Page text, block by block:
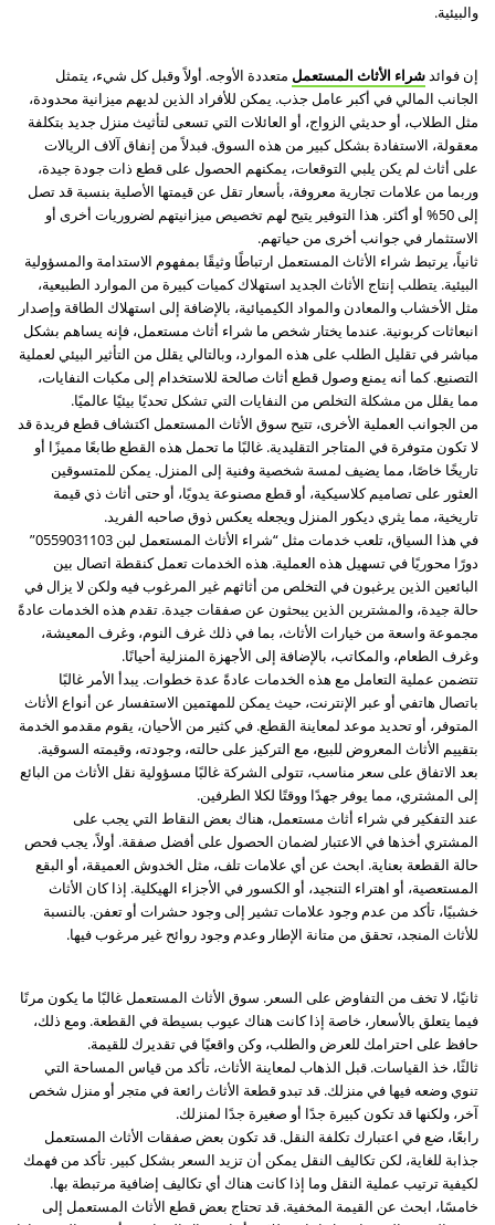
والبيئية.
إن فوائدشراء الأثاث المستعمل متعددة الأوجه. أولاً وقبل كل شيء، يتمثل
الجانب المالي في أكبر عامل جذب. يمكن للأفراد الذين لديهم ميزانية محدودة،
مثل الطلاب، أو حديثي الزواج، أو العائلات التي تسعى لتأثيث منزل جديد بتكلفة
معقولة، الاستفادة بشكل كبير من هذه السوق. فبدلاً من إنفاق آلاف الريالات
على أثاث لم يكن يلبي التوقعات، يمكنهم الحصول على قطع ذات جودة جيدة،
وربما من علامات تجارية معروفة، بأسعار تقل عن قيمتها الأصلية بنسبة قد تصل
إلى 50% أو أكثر. هذا التوفير يتيح لهم تخصيص ميزانيتهم لضروريات أخرى أو
الاستثمار في جوانب أخرى من حياتهم.
ثانياً، يرتبط شراء الأثاث المستعمل ارتباطًا وثيقًا بمفهوم الاستدامة والمسؤولية
البيئية. يتطلب إنتاج الأثاث الجديد استهلاك كميات كبيرة من الموارد الطبيعية،
مثل الأخشاب والمعادن والمواد الكيميائية، بالإضافة إلى استهلاك الطاقة وإصدار
انبعاثات كربونية. عندما يختار شخص ما شراء أثاث مستعمل، فإنه يساهم بشكل
مباشر في تقليل الطلب على هذه الموارد، وبالتالي يقلل من التأثير البيئي لعملية
التصنيع. كما أنه يمنع وصول قطع أثاث صالحة للاستخدام إلى مكبات النفايات،
مما يقلل من مشكلة التخلص من النفايات التي تشكل تحديًا بيئيًا عالميًا.
من الجوانب العملية الأخرى، تتيح سوق الأثاث المستعمل اكتشاف قطع فريدة قد
لا تكون متوفرة في المتاجر التقليدية. غالبًا ما تحمل هذه القطع طابعًا مميزًا أو
تاريخًا خاصًا، مما يضيف لمسة شخصية وفنية إلى المنزل. يمكن للمتسوقين
العثور على تصاميم كلاسيكية، أو قطع مصنوعة يدويًا، أو حتى أثاث ذي قيمة
تاريخية، مما يثري ديكور المنزل ويجعله يعكس ذوق صاحبه الفريد.
في هذا السياق، تلعب خدمات مثل “شراء الأثاث المستعمل لبن 0559031103”
دورًا محوريًا في تسهيل هذه العملية. هذه الخدمات تعمل كنقطة اتصال بين
البائعين الذين يرغبون في التخلص من أثاثهم غير المرغوب فيه ولكن لا يزال في
حالة جيدة، والمشترين الذين يبحثون عن صفقات جيدة. تقدم هذه الخدمات عادةً
مجموعة واسعة من خيارات الأثاث، بما في ذلك غرف النوم، وغرف المعيشة،
وغرف الطعام، والمكاتب، بالإضافة إلى الأجهزة المنزلية أحيانًا.
تتضمن عملية التعامل مع هذه الخدمات عادةً عدة خطوات. يبدأ الأمر غالبًا
باتصال هاتفي أو عبر الإنترنت، حيث يمكن للمهتمين الاستفسار عن أنواع الأثاث
المتوفر، أو تحديد موعد لمعاينة القطع. في كثير من الأحيان، يقوم مقدمو الخدمة
بتقييم الأثاث المعروض للبيع، مع التركيز على حالته، وجودته، وقيمته السوقية.
بعد الاتفاق على سعر مناسب، تتولى الشركة غالبًا مسؤولية نقل الأثاث من البائع
إلى المشتري، مما يوفر جهدًا ووقتًا لكلا الطرفين.
عند التفكير في شراء أثاث مستعمل، هناك بعض النقاط التي يجب على
المشتري أخذها في الاعتبار لضمان الحصول على أفضل صفقة. أولاً، يجب فحص
حالة القطعة بعناية. ابحث عن أي علامات تلف، مثل الخدوش العميقة، أو البقع
المستعصية، أو اهتراء التنجيد، أو الكسور في الأجزاء الهيكلية. إذا كان الأثاث
خشبيًا، تأكد من عدم وجود علامات تشير إلى وجود حشرات أو تعفن. بالنسبة
للأثاث المنجد، تحقق من متانة الإطار وعدم وجود روائح غير مرغوب فيها.
ثانيًا، لا تخف من التفاوض على السعر. سوق الأثاث المستعمل غالبًا ما يكون مرنًا
فيما يتعلق بالأسعار، خاصة إذا كانت هناك عيوب بسيطة في القطعة. ومع ذلك،
حافظ على احترامك للعرض والطلب، وكن واقعيًا في تقديرك للقيمة.
ثالثًا، خذ القياسات. قبل الذهاب لمعاينة الأثاث، تأكد من قياس المساحة التي
تنوي وضعه فيها في منزلك. قد تبدو قطعة الأثاث رائعة في متجر أو منزل شخص
آخر، ولكنها قد تكون كبيرة جدًا أو صغيرة جدًا لمنزلك.
رابعًا، ضع في اعتبارك تكلفة النقل. قد تكون بعض صفقات الأثاث المستعمل
جذابة للغاية، لكن تكاليف النقل يمكن أن تزيد السعر بشكل كبير. تأكد من فهمك
لكيفية ترتيب عملية النقل وما إذا كانت هناك أي تكاليف إضافية مرتبطة بها.
خامسًا، ابحث عن القيمة المخفية. قد تحتاج بعض قطع الأثاث المستعمل إلى